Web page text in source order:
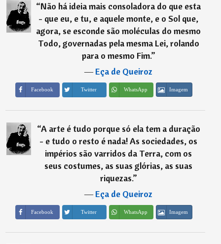
“Não há ideia mais consoladora do que esta
- que eu, e tu, e aquele monte, e o Sol que,
agora, se esconde são moléculas do mesmo
Todo, governadas pela mesma Lei, rolando
para o mesmo Fim.”
―Eça de Queiroz
Facebook Twitter WhatsApp Imagem
“A arte é tudo porque só ela tem a duração
- e tudo o resto é nada! As sociedades, os
impérios são varridos da Terra, com os
seus costumes, as suas glórias, as suas
riquezas.”
―Eça de Queiroz
Facebook Twitter WhatsApp Imagem